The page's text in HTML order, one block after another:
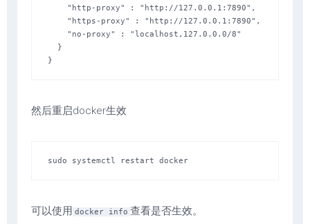
}
然后重启docker生效
sudo systemctl restart docker
可以使用 docker info 查看是否生效。